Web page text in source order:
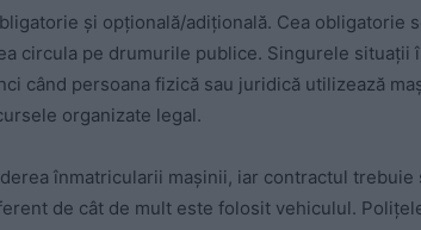
și opțională/adițională. Cea obligatorie
circula pe drumurile publice. Singurele situații
când persoana fizică sau juridică utilizează
organizate legal.
înmatricularii mașinii, iar contractul trebuie
de cât de mult este folosit vehiculul.